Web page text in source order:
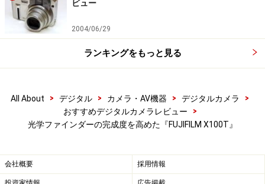
ビュー
2004/06/29
ランキングをもっと見る
All About > デジタル > カメラ・AV機器 > デジタルカメラ
>
おすすめデジタルカメラレビュー
>
光学ファインダーの完成度を高めた『FUJIFILM X100T』
会社概要 採用情報